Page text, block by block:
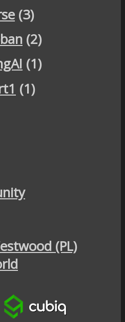
(3)
(2)
(1)
(1)
(PL)